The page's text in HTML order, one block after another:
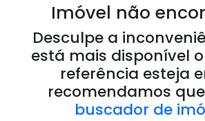
Imóvel não
Desculpe a
está mais disponível
referência esteja
recomendamos
buscador de